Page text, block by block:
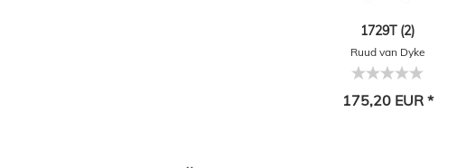
1729T (2)
Ruud van Dyke
175,20 EUR *